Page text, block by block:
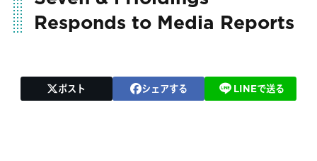
Responds to Media Reports
ポスト シェアする LINEで送る